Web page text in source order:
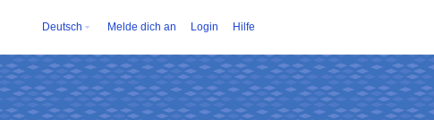
Deutsch Melde dich an Login Hilfe